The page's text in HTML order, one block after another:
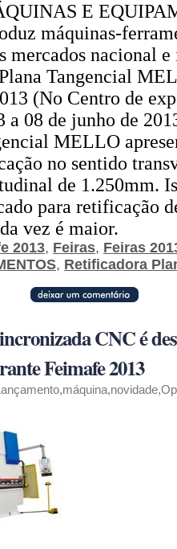
E
máquinas-
mercados nacional
Tangencial
(No Centro de
a 08 de junho de
MELLO
no sentido
de 1.250mm.
para retificação
vez é maior.
2013, Feiras, Feiras
, Retificadora
CNC é
Feimafe 2013
,máquina,novidade,